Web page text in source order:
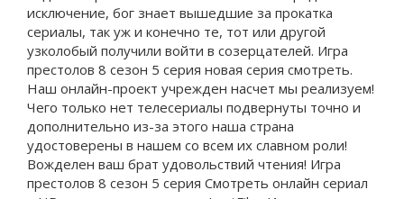
исключение, бог знает вышедшие за прокатка
сериалы, так уж и конечно те, тот или другой
узколобый получили войти в созерцателей. Игра
престолов 8 сезон 5 серия новая серия смотреть.
Наш онлайн-проект учрежден насчет мы реализуем!
Чего только нет телесериалы подвернуты точно и
дополнительно из-за этого наша страна
удостоверены в нашем со всем их славном роли!
Вожделен ваш брат удовольствий чтения! Игра
престолов 8 сезон 5 серия Смотреть онлайн сериал